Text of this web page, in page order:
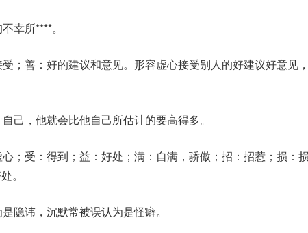
幸所****。
；善：好的建议和意见。形容虚心接受别人的好建议好意见
己，他就会比他自己所估计的要高得多。
；受：得到；益：好处；满：自满，骄傲；招：招惹；损：
。
隐讳，沉默常被误认为是怪癖。